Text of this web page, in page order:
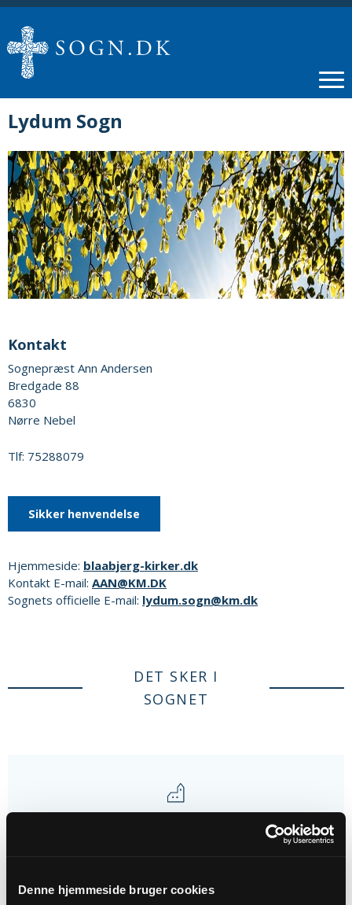
Denne hjemmeside bruger cookies
Lydum Sogn
Kontakt
Sognepræst Ann Andersen
Bredgade 88
6830
Nørre Nebel
Tlf: 75288079
Sikker henvendelse
Hjemmeside: blaabjerg-kirker.dk
Kontakt E-mail: AAN@KM.DK
Sognets officielle E-mail: lydum.sogn@km.dk
DET SKER I
SOGNET
01